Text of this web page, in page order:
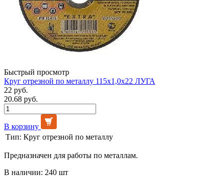
Быстрый просмотр
Круг отрезной по металлу 115х1,0х22 ЛУГА
22 руб.
20.68 руб.
В корзину
Тип: Круг отрезной по металлу
Предназначен для работы по металлам.
В наличии: 240 шт